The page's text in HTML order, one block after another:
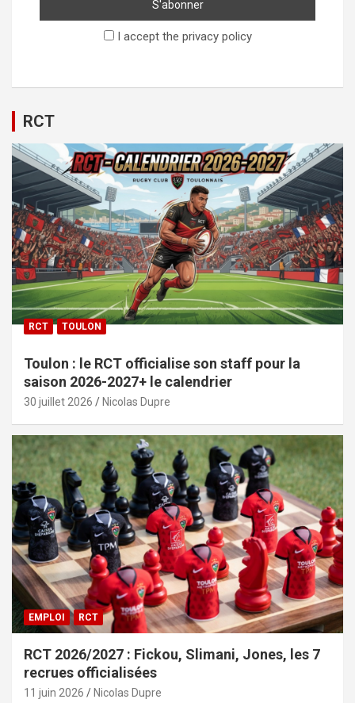
I accept the privacy policy
RCT
RCT TOULON
Toulon : le RCT officialise son staff pour la
saison 2026-2027+ le calendrier
30 juillet 2026 Nicolas Dupre
EMPLOI RCT
RCT 2026/2027 : Fickou, Slimani, Jones, les 7
recrues officialisées
11 juin 2026 Nicolas Dupre